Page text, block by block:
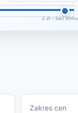
0 zł – bez limitu
Zakres cen